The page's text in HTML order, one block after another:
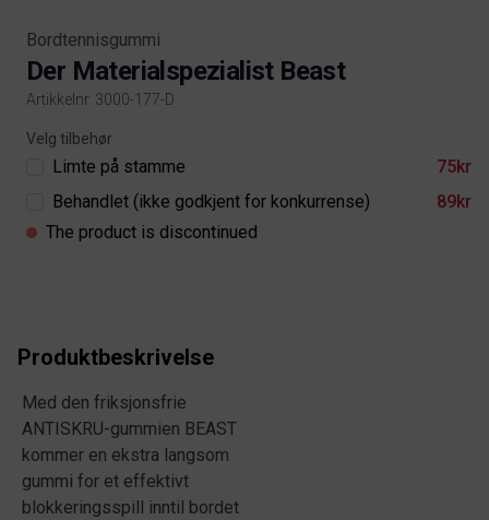
Bordtennisgummi
Der Materialspezialist Beast
Artikkelnr. 3000-177-D
Product information
Velg tilbehør
Limte på stamme
75kr
Behandlet (ikke godkjent for konkurrense)
89kr
The product is discontinued
Produktbeskrivelse
Med den friksjonsfrie
ANTISKRU-gummien BEAST
kommer en ekstra langsom
gummi for et effektivt
blokkeringsspill inntil bordet